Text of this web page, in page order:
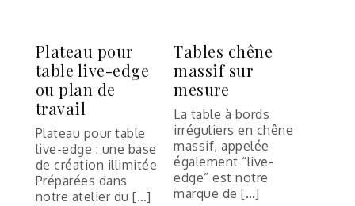
Plateau pour
table live-edge
ou plan de
travail
Plateau pour table
live-edge : une base
de création illimitée
Préparées dans
notre atelier du […]
Tables chêne
massif sur
mesure
La table à bords
irréguliers en chêne
massif, appelée
également “live-
edge” est notre
marque de […]